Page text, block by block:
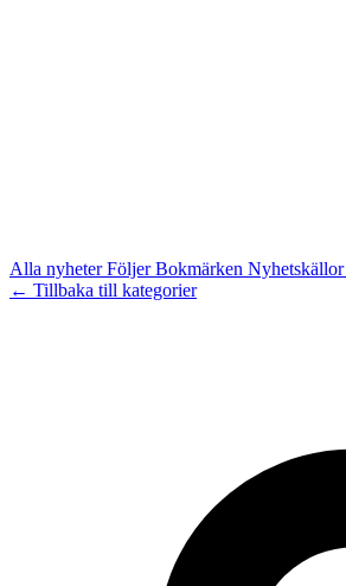
Alla nyheterFöljerBokmärken Nyhetskällor
← Tillbaka till kategorier